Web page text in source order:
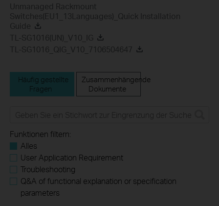
Unmanaged Rackmount
Switches(EU1_13Languages)_Quick Installation
Guide
TL-SG1016(UN)_V10_IG
TL-SG1016_QIG_V10_7106504647
Häufig gestellte
Fragen
Zusammenhängende
Dokumente
Funktionen filtern:
Alles
User Application Requirement
Troubleshooting
Q&A of functional explanation or specification
parameters